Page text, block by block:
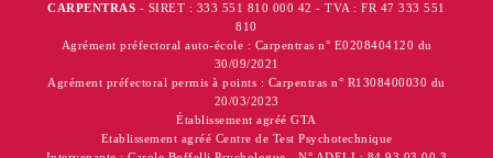
CARPENTRAS - SIRET : 333 551 810 000 42 - TVA : FR 47 333 551
810
Agrément préfectoral auto-école : Carpentras n° E0208404120 du
30/09/2021
Agrément préfectoral permis à points : Carpentras n° R1308400030 du
20/03/2023
Établissement agréé GTA
Etablissement agréé Centre de Test Psychotechnique